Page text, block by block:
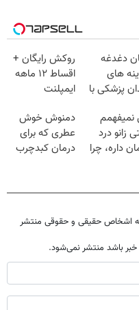
دغدغه
های
پزشکی با
روکش رایگان +
اقساط ۱۲ ماهه
ایمپلنت
زانو درد
داره، چرا
دمنوش خوش
عطری که برای
درمان کبدچرب
اشخاص حقیقی و حقوقی منتشر
خبر باشد منتشر نمی‌شود.